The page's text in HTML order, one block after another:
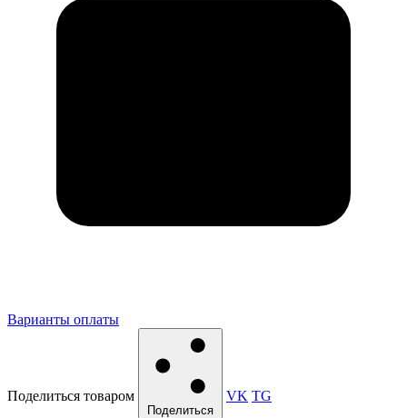
Варианты оплаты
Поделиться товаром
Поделиться
VK TG